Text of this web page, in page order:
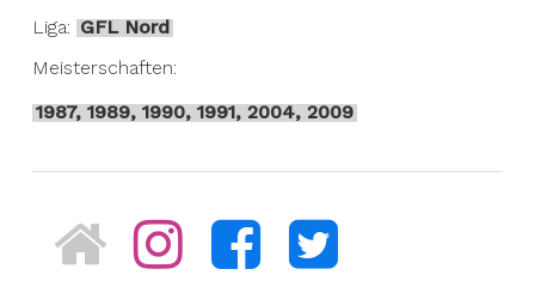
Liga: GFL Nord
Meisterschaften:
1987, 1989, 1990, 1991, 2004, 2009